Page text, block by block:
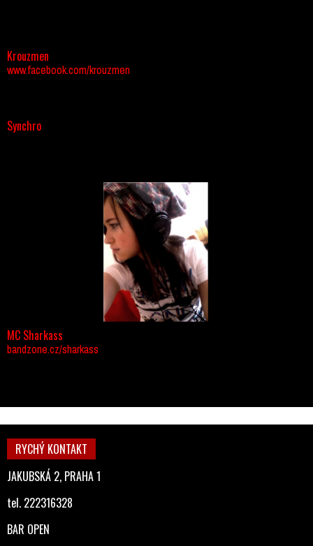
Krouzmen
www.facebook.com/krouzmen
Synchro
MC Sharkass
bandzone.cz/sharkass
RYCHÝ KONTAKT
JAKUBSKÁ 2, PRAHA 1
tel. 222316328
BAR OPEN